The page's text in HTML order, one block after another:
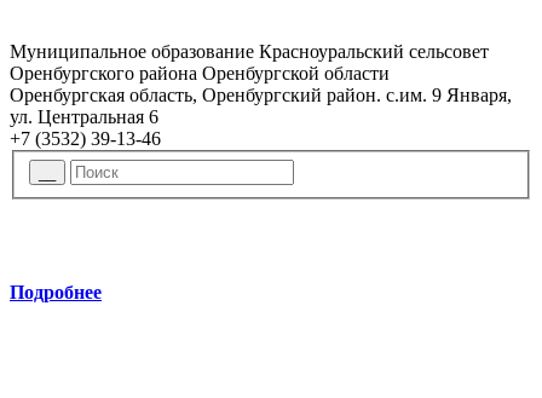
Муниципальное образование Красноуральский сельсовет
Оренбургского района Оренбургской области
Оренбургская область, Оренбургский район. с.им. 9 Января,
ул. Центральная 6
+7 (3532) 39-13-46
Подробнее